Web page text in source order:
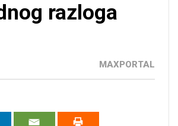
razloga
MAXPORTAL